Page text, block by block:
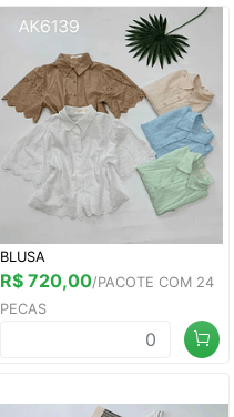
BLUSA
R$ 720,00/PACOTE COM 24
PECAS